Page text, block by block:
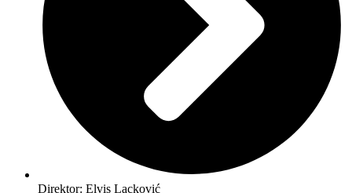
Direktor: Elvis Lacković